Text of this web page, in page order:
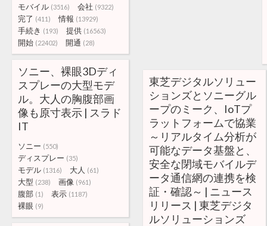
モバイル (3516) 会社 (9322)
完了 (411) 情報 (13929)
手続き (193) 提供 (16563)
開始 (22402) 開通 (28)
ソニー、裸眼3Dディ
スプレーの大型モデ
ル。大人の胸腹部画
像も原寸表示 | スラド
IT
ソニー (550)
ディスプレー (35)
モデル (1316) 大人 (61)
大型 (238) 画像 (961)
腹部 (1) 表示 (1187)
裸眼 (9)
東芝デジタルソリュー
ションズとソニーグル
ープのミーク、IoTプ
ラットフォームで協業
～リアルタイム分析が
可能なデータ基盤と、
安全な閉域モバイルデ
ータ通信網の連携を検
証・確認～ | ニュース
リリース | 東芝デジタ
ルソリューションズ